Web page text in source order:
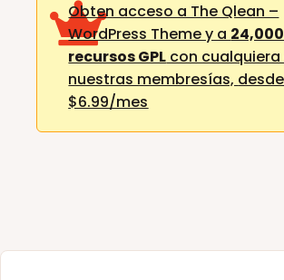
Obten acceso a The Qlean –
WordPress Theme y a
recursos GPL con cualquiera
nuestras membresías, desde
$6.99/mes